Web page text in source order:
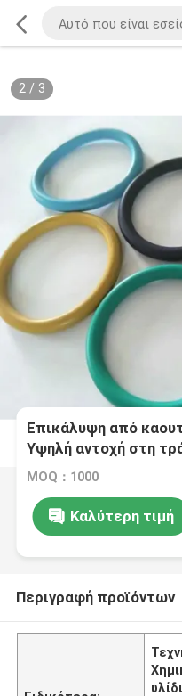
2/ 3
Επικάλυψη από
Υψηλή αντοχή στη
MOQ：1000
Καλύτερη τιμή
Περιγραφή προϊόντων
υλίδι